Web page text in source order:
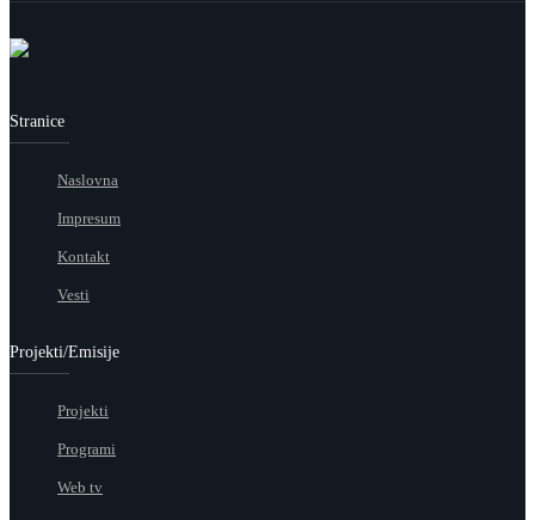
Stranice
Naslovna
Impresum
Kontakt
Vesti
Projekti/Emisije
Projekti
Programi
Web tv